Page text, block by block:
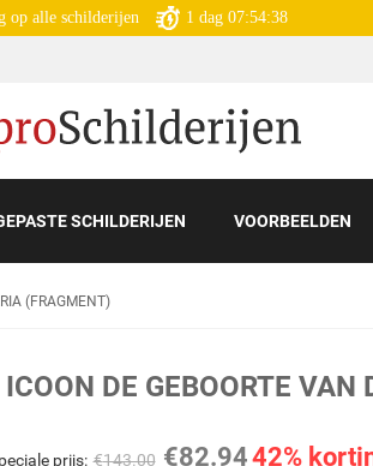
op alle schilderijen 1 dag 07:54:36
SCHILDERIJEN VOORBEELDEN
(FRAGMENT)
ICOON DE GEBOORTE
prijs: €143.00 €82.9442%